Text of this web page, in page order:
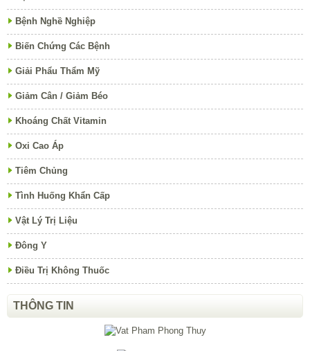
Bệnh Nghề Nghiệp
Biến Chứng Các Bệnh
Giải Phẩu Thẩm Mỹ
Giảm Cân / Giảm Béo
Khoáng Chất Vitamin
Oxi Cao Áp
Tiêm Chủng
Tình Huống Khẩn Cấp
Vật Lý Trị Liệu
Đông Y
Điều Trị Không Thuốc
THÔNG TIN